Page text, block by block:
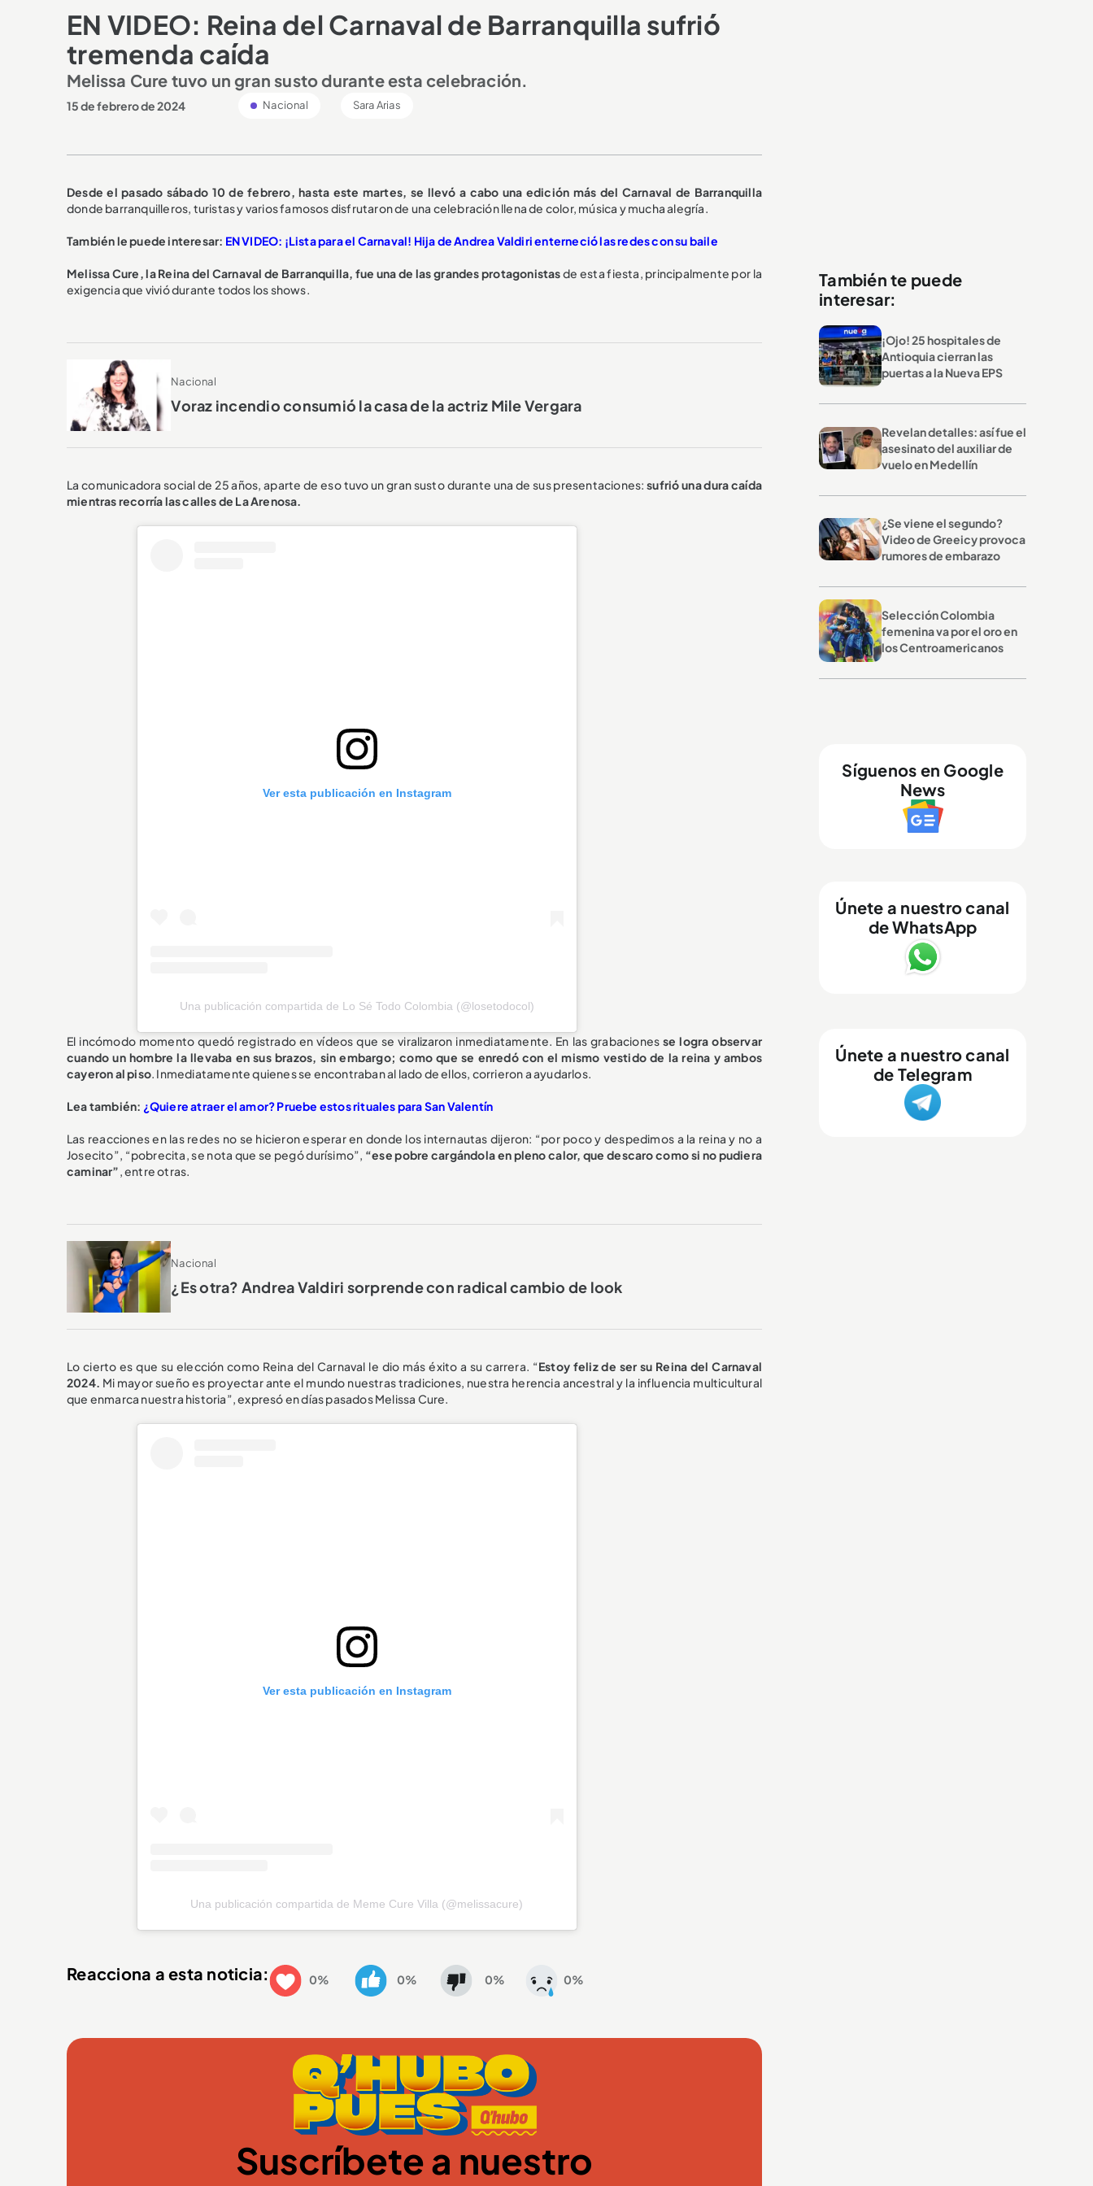
EN VIDEO: Reina del Carnaval de Barranquilla sufrió
tremenda caída
Melissa Cure tuvo un gran susto durante esta celebración.
15 de febrero de 2024 Nacional Sara Arias
Desde el pasado sábado 10 de febrero, hasta este martes, se llevó a cabo una edición más del Carnaval de Barranquilla
donde barranquilleros, turistas y varios famosos disfrutaron de una celebración llena de color, música y mucha alegría.
También le puede interesar: EN VIDEO: ¡Lista para el Carnaval! Hija de Andrea Valdiri enterneció las redes con su baile
Melissa Cure, la Reina del Carnaval de Barranquilla, fue una de las grandes protagonistasde esta fiesta, principalmente por la
exigencia que vivió durante todos los shows.
Nacional
Voraz incendio consumió la casa de la actriz Mile Vergara
La comunicadora social de 25 años, aparte de eso tuvo un gran susto durante una de sus presentaciones:sufrió una dura caída
mientras recorría las calles de La Arenosa.
Ver esta publicación en Instagram
Una publicación compartida de Lo Sé Todo Colombia (@losetodocol)
El incómodo momento quedó registrado en vídeos que se viralizaron inmediatamente. En las grabaciones se logra observar
cuando un hombre la llevaba en sus brazos, sin embargo; como que se enredó con el mismo vestido de la reina y ambos
cayeron al piso. Inmediatamente quienes se encontraban al lado de ellos, corrieron a ayudarlos.
Lea también: ¿Quiere atraer el amor? Pruebe estos rituales para San Valentín
Las reacciones en las redes no se hicieron esperar en donde los internautas dijeron: “por poco y despedimos a la reina y no a
Josecito”, “pobrecita, se nota que se pegó durísimo”, “ese pobre cargándola en pleno calor, que descaro como si no pudiera
caminar”, entre otras.
Nacional
¿Es otra? Andrea Valdiri sorprende con radical cambio de look
Lo cierto es que su elección como Reina del Carnaval le dio más éxito a su carrera. “Estoy feliz de ser su Reina del Carnaval
2024. Mi mayor sueño es proyectar ante el mundo nuestras tradiciones, nuestra herencia ancestral y la influencia multicultural
que enmarca nuestra historia”, expresó en días pasados Melissa Cure.
Ver esta publicación en Instagram
Una publicación compartida de Meme Cure Villa (@melissacure)
Reacciona a esta noticia: 0% 0% 0% 0%
Suscríbete a nuestro
También te puede
interesar:
¡Ojo! 25 hospitales de
Antioquia cierran las
puertas a la Nueva EPS
Revelan detalles: así fue el
asesinato del auxiliar de
vuelo en Medellín
¿Se viene el segundo?
Video de Greeicy provoca
rumores de embarazo
Selección Colombia
femenina va por el oro en
los Centroamericanos
Síguenos en Google
News
Únete a nuestro canal
de WhatsApp
Únete a nuestro canal
de Telegram